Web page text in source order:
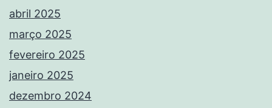
abril 2025
março 2025
fevereiro 2025
janeiro 2025
dezembro 2024